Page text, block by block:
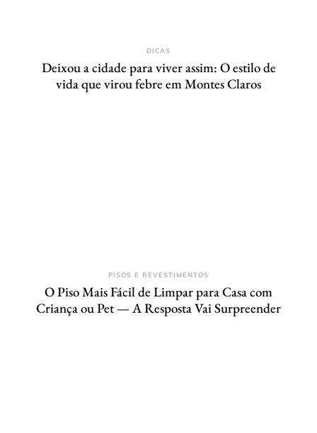
DICAS
Deixou a cidade para viver assim: O estilo de
vida que virou febre em Montes Claros
PISOS E REVESTIMENTOS
O Piso Mais Fácil de Limpar para Casa com
Criança ou Pet — A Resposta Vai Surpreender